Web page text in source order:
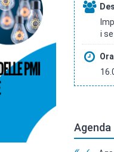
i
Agenda